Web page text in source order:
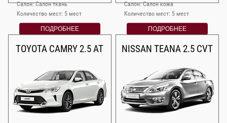
Салон: Салон ткань
Количество мест: 5 мест
ПОДРОБНЕЕ
Салон: Салон кожа
Количество мест: 5 мест
ПОДРОБНЕЕ
TOYOTA CAMRY 2.5 AT NISSAN TEANA 2.5 CVT